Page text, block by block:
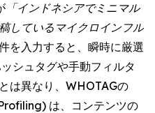
「インドネシアでミニマル
しているマイクロインフル
を入力すると、瞬時に厳選
シュタグや手動フィルタ
は異なり、WHOTAGの
は、コンテンツの